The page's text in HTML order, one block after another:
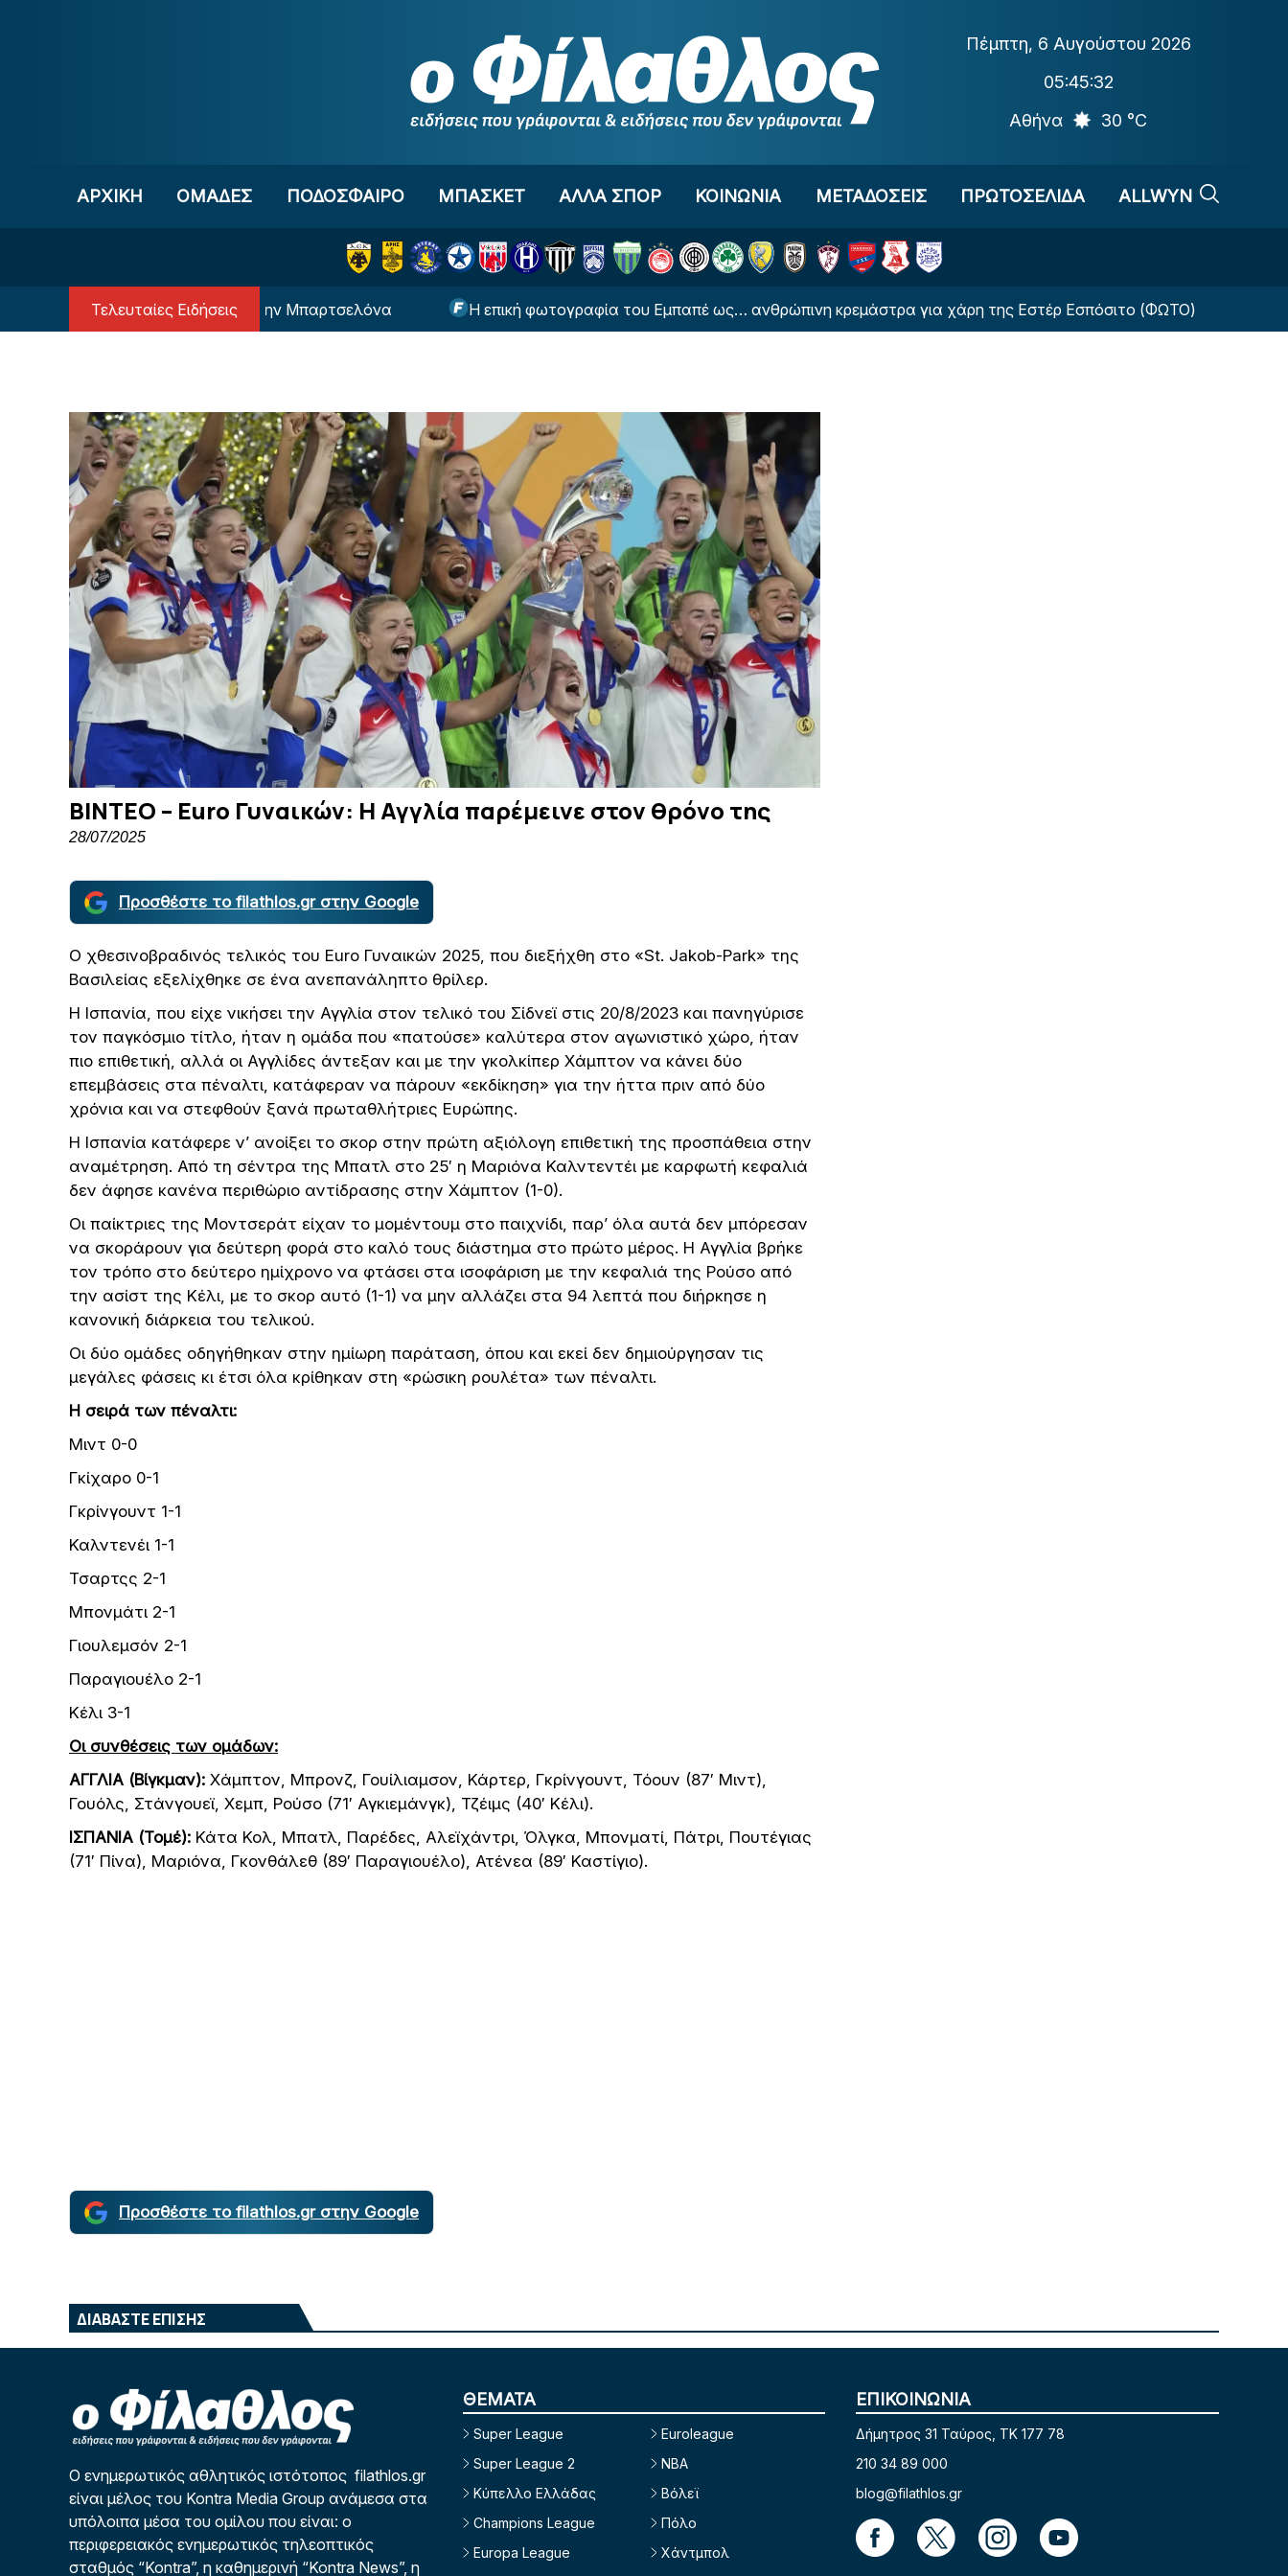
Πέμπτη, 6 Αυγούστου 2026
05:45:33
Αθήνα
30 °C
ΑΡΧΙΚΗ OΜΑΔΕΣ ΠΟΔΟΣΦΑΙΡΟ ΜΠΑΣΚΕΤ ΑΛΛΑ ΣΠΟΡ ΚΟΙΝΩΝΙΑ ΜΕΤΑΔΟΣΕΙΣ ΠΡΩΤΟΣΕΛΙΔΑ ALLWYN
Τελευταίες Ειδήσεις
Ο Μέσι… επιστρέφει στην Μπαρτσελόνα Η επική φωτογραφία του Εμπαπέ ως… ανθρώπινη κρεμάστρα για χάρη της Εστέρ Εσπόσιτο (ΦΩΤΟ)
ΒΙΝΤΕΟ – Euro Γυναικών: Η Αγγλία παρέμεινε στον θρόνο της
28/07/2025
Προσθέστε το filathlos.gr στην Google
Ο χθεσινοβραδινός τελικός του Euro Γυναικών 2025, που διεξήχθη στο «St. Jakob-Park» της
Βασιλείας εξελίχθηκε σε ένα ανεπανάληπτο θρίλερ.
Η Ισπανία, που είχε νικήσει την Αγγλία στον τελικό του Σίδνεϊ στις 20/8/2023 και πανηγύρισε
τον παγκόσμιο τίτλο, ήταν η ομάδα που «πατούσε» καλύτερα στον αγωνιστικό χώρο, ήταν
πιο επιθετική, αλλά οι Αγγλίδες άντεξαν και με την γκολκίπερ Χάμπτον να κάνει δύο
επεμβάσεις στα πέναλτι, κατάφεραν να πάρουν «εκδίκηση» για την ήττα πριν από δύο
χρόνια και να στεφθούν ξανά πρωταθλήτριες Ευρώπης.
Η Ισπανία κατάφερε ν’ ανοίξει το σκορ στην πρώτη αξιόλογη επιθετική της προσπάθεια στην
αναμέτρηση. Από τη σέντρα της Μπατλ στο 25′ η Μαριόνα Καλντεντέι με καρφωτή κεφαλιά
δεν άφησε κανένα περιθώριο αντίδρασης στην Χάμπτον (1-0).
Οι παίκτριες της Μοντσεράτ είχαν το μομέντουμ στο παιχνίδι, παρ’ όλα αυτά δεν μπόρεσαν
να σκοράρουν για δεύτερη φορά στο καλό τους διάστημα στο πρώτο μέρος. Η Αγγλία βρήκε
τον τρόπο στο δεύτερο ημίχρονο να φτάσει στα ισοφάριση με την κεφαλιά της Ρούσο από
την ασίστ της Κέλι, με το σκορ αυτό (1-1) να μην αλλάζει στα 94 λεπτά που διήρκησε η
κανονική διάρκεια του τελικού.
Οι δύο ομάδες οδηγήθηκαν στην ημίωρη παράταση, όπου και εκεί δεν δημιούργησαν τις
μεγάλες φάσεις κι έτσι όλα κρίθηκαν στη «ρώσικη ρουλέτα» των πέναλτι.
Η σειρά των πέναλτι:
Μιντ 0-0
Γκίχαρο 0-1
Γκρίνγουντ 1-1
Καλντενέι 1-1
Τσαρτςς 2-1
Μπονμάτι 2-1
Γιουλεμσόν 2-1
Παραγιουέλο 2-1
Κέλι 3-1
Οι συνθέσεις των ομάδων:
ΑΓΓΛΙΑ (Βίγκμαν): Χάμπτον, Μπρονζ, Γουίλιαμσον, Κάρτερ, Γκρίνγουντ, Τόουν (87′ Μιντ),
Γουόλς, Στάνγουεϊ, Χεμπ, Ρούσο (71′ Αγκιεμάνγκ), Τζέιμς (40′ Κέλι).
ΙΣΠΑΝΙΑ (Τομέ): Κάτα Κολ, Μπατλ, Παρέδες, Αλεϊχάντρι, Όλγκα, Μπονματί, Πάτρι, Πουτέγιας
(71′ Πίνα), Μαριόνα, Γκονθάλεθ (89′ Παραγιουέλο), Ατένεα (89′ Καστίγιο).
Προσθέστε το filathlos.gr στην Google
ΔΙΑΒΑΣΤΕ ΕΠΙΣΗΣ
Ο ενημερωτικός αθλητικός ιστότοπος filathlos.gr
είναι μέλος του Kontra Media Group ανάμεσα στα
υπόλοιπα μέσα του ομίλου που είναι: ο
περιφερειακός ενημερωτικός τηλεοπτικός
σταθμός “Kontra”, η καθημερινή “Kontra News”, η
ΘΕΜΑΤΑ
Super League
Super League 2
Κύπελλο Ελλάδας
Champions League
Europa League
Euroleague
NBA
Βόλεϊ
Πόλο
Χάντμπολ
ΕΠΙΚΟΙΝΩΝΙΑ
Δήμητρος 31 Ταύρος, TK 177 78
210 34 89 000
blog@filathlos.gr